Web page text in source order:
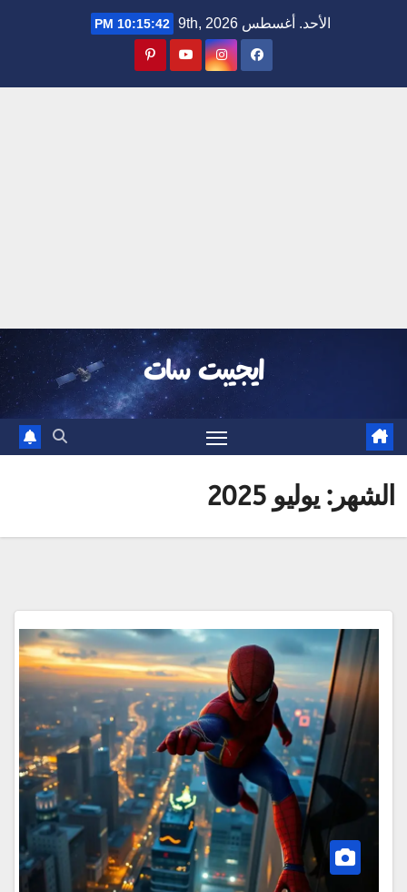
الأحد. أغسطس 9th, 2026 10:15:42 PM
ايجيبت سات
الشهر:يوليو 2025